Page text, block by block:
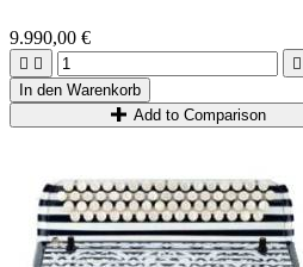
9.990,00 €
  
In den Warenkorb
Add to Comparison